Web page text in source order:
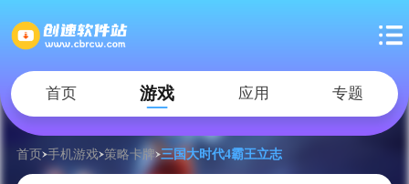
首页 游戏 应用 专题
首页 手机游戏 策略卡牌 三国大时代4霸王立志